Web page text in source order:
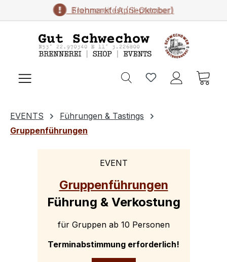
Zum Hauptinhalt springenFlohmarkt (April-Oktober)
Brennereifest (September)
EVENTS
Führungen & Tastings
Gruppenführungen
EVENT
Gruppenführungen
Führung & Verkostung
für Gruppen ab 10 Personen
Terminabstimmung erforderlich!